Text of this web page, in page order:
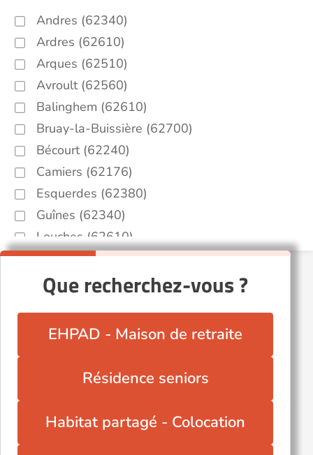
Andres (62340)
Ardres (62610)
Arques (62510)
Avroult (62560)
Balinghem (62610)
Bruay-la-Buissière (62700)
Bécourt (62240)
Camiers (62176)
Esquerdes (62380)
Guînes (62340)
Louches (62610)
Merck-Saint-Liévin (62560)
Nielles-lès-Bléquin (62380)
Radinghem (62310)
Tournehem-sur-la-Hem (62890)
Wizernes (62570)
Zudausques (62500)
Que recherchez-vous ?
EHPAD - Maison de retraite
Résidence seniors
Habitat partagé - Colocation